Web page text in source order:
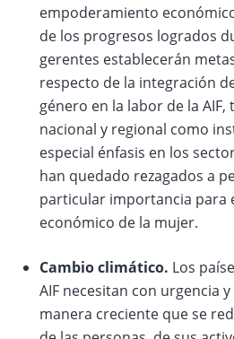
empoderamiento
de los progresos logrados
gerentes establecerán
respecto de la integración
género en la labor de la AIF,
nacional y regional como
especial énfasis en los
han quedado rezagados a
particular importancia para
económico de la mujer.
Cambio climático. Los
AIF necesitan con urgencia
manera creciente que se